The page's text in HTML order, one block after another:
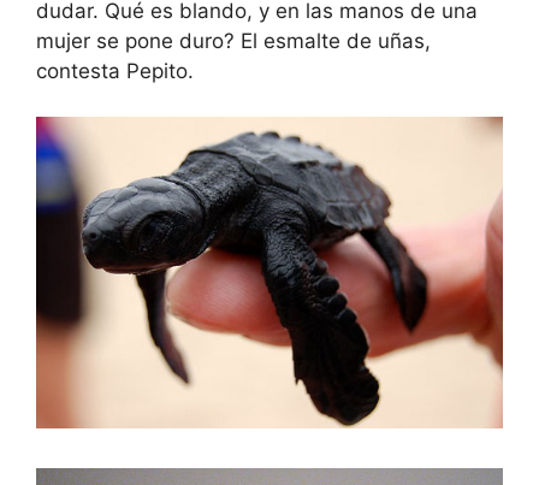
dudar. Qué es blando, y en las manos de una
mujer se pone duro? El esmalte de uñas,
contesta Pepito.